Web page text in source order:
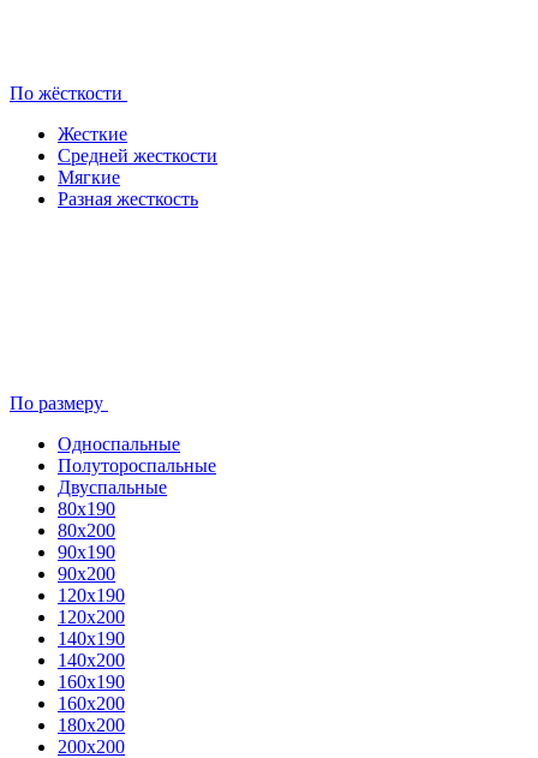
По жёсткости
Жесткие
Средней жесткости
Мягкие
Разная жесткость
По размеру
Односпальные
Полутороспальные
Двуспальные
80x190
80х200
90х190
90х200
120х190
120х200
140х190
140х200
160х190
160х200
180х200
200х200